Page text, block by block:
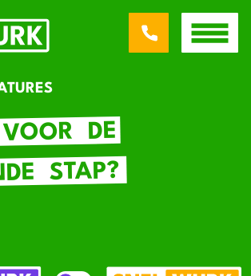
VOOR DE
STAP?